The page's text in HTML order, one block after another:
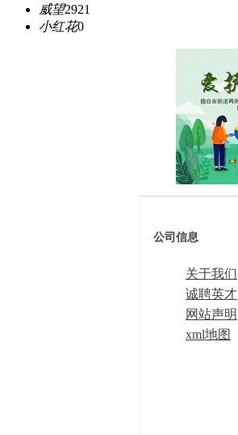
威望2921
小红花0
公司信息
关于我们
诚聘英才
网站声明
xml地图